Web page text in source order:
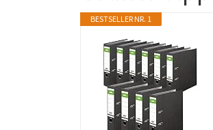
BESTSELLER NR. 1